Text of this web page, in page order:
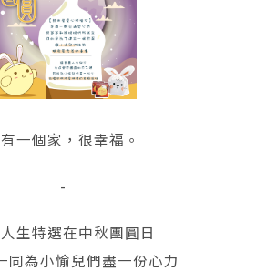
一個家，很幸福。
-
生特選在中秋團圓日
同為小愉兒們盡一份心力